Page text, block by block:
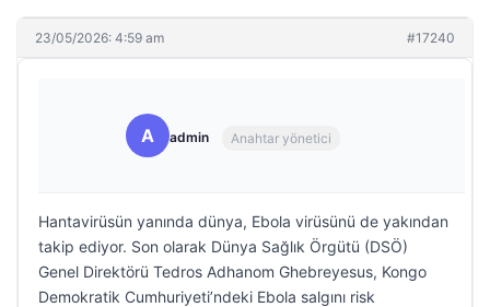
23/05/2026: 4:59 am #17240
A admin Anahtar yönetici
Hantavirüsün yanında dünya, Ebola virüsünü de yakından
takip ediyor. Son olarak Dünya Sağlık Örgütü (DSÖ)
Genel Direktörü Tedros Adhanom Ghebreyesus, Kongo
Demokratik Cumhuriyeti’ndeki Ebola salgını risk